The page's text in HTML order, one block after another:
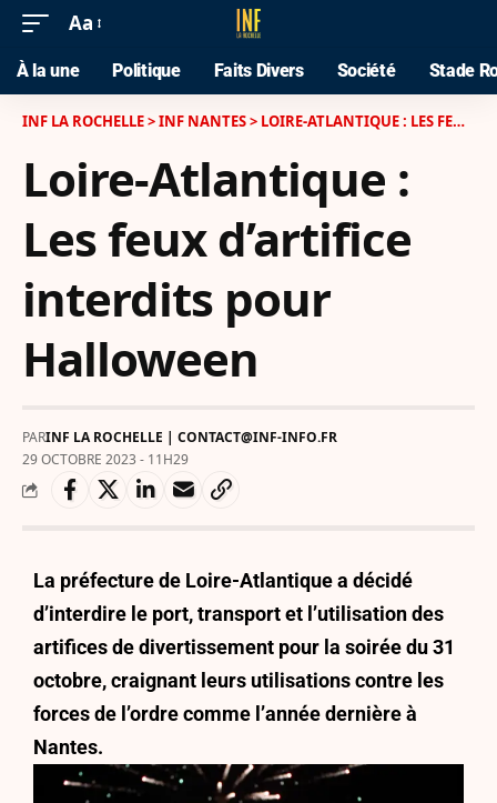
Aa
À la une Politique Faits Divers Société Stade
INF LA ROCHELLE>INF NANTES> LOIRE-ATLANTIQUE : LES FEUX D’ARTIFICE INTERDITS POUR HALLOWEEN
Loire-Atlantique :
Les feux d’artifice
interdits pour
Halloween
PARINF LA ROCHELLE | CONTACT@INF-INFO.FR
29 OCTOBRE 2023 - 11H29
La préfecture de Loire-Atlantique a décidé
d’interdire le port, transport et l’utilisation des
artifices de divertissement pour la soirée du 31
octobre, craignant leurs utilisations contre les
forces de l’ordre comme l’année dernière à
Nantes.